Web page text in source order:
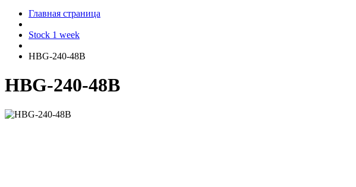
Главная страница
Stock 1 week
HBG-240-48B
HBG-240-48B